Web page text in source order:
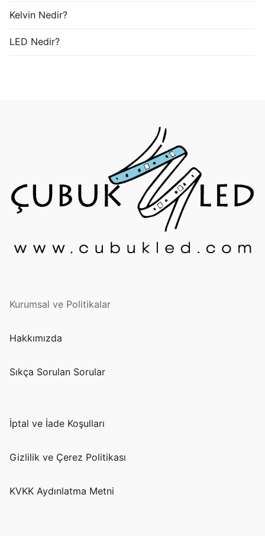
Kelvin Nedir?
LED Nedir?
Kurumsal ve Politikalar
Hakkımızda
Sıkça Sorulan Sorular
İptal ve İade Koşulları
Gizlilik ve Çerez Politikası
KVKK Aydınlatma Metni